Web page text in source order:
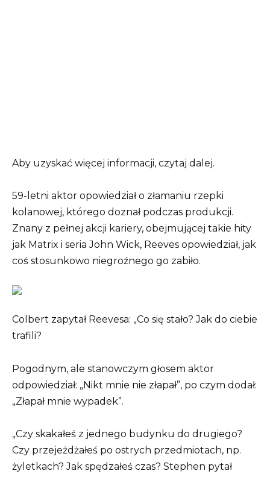
Aby uzyskać więcej informacji, czytaj dalej.
59-letni aktor opowiedział o złamaniu rzepki
kolanowej, którego doznał podczas produkcji.
Znany z pełnej akcji kariery, obejmującej takie hity
jak Matrix i seria John Wick, Reeves opowiedział, jak
coś stosunkowo niegroźnego go zabiło.
Colbert zapytał Reevesa: „Co się stało? Jak do ciebie
trafili?
Pogodnym, ale stanowczym głosem aktor
odpowiedział: „Nikt mnie nie złapał”, po czym dodał:
„Złapał mnie wypadek”.
„Czy skakałeś z jednego budynku do drugiego?
Czy przejeżdżałeś po ostrych przedmiotach, np.
żyletkach? Jak spędzałeś czas? Stephen pytał